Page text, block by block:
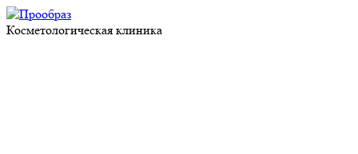
Косметологическая клиника